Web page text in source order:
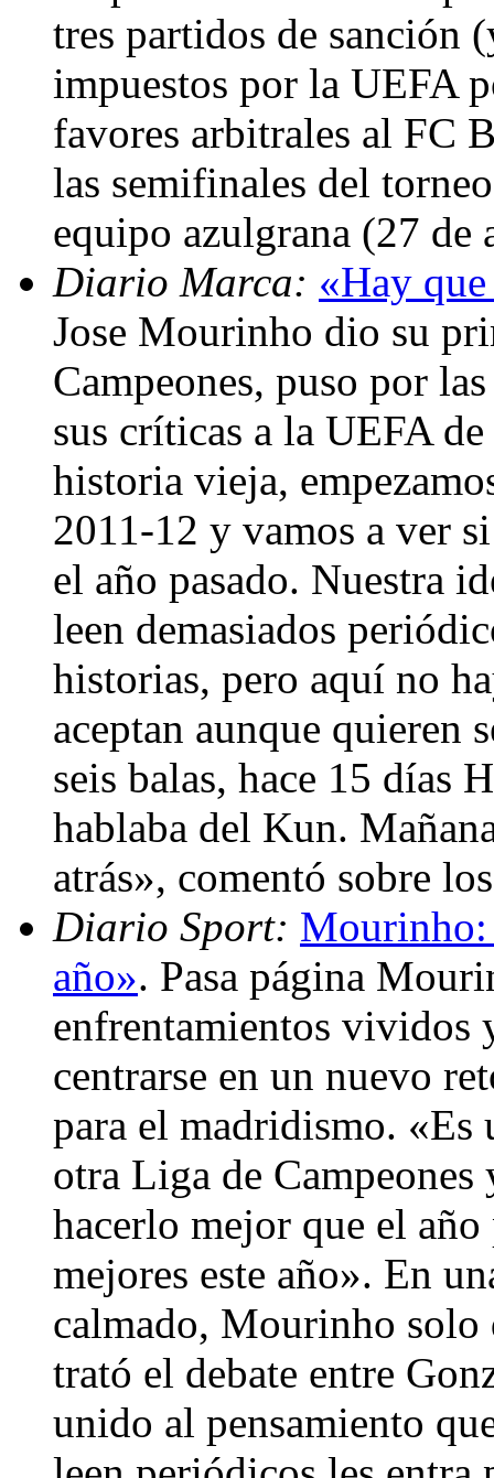
tres partidos de sanción
impuestos por la UEFA
favores arbitrales al FC
las semifinales del
equipo azulgrana (27
Diario Marca: «Hay
Jose Mourinho dio su
Campeones, puso por
sus críticas a la UEFA
historia vieja,
2011-12 y vamos a ver
el año pasado. Nuestra
leen demasiados
historias, pero aquí no
aceptan aunque quieren
seis balas, hace 15 días
hablaba del Kun.
atrás», comentó sobre
Diario Sport: Mourinho:
año». Pasa página
enfrentamientos vividos
centrarse en un nuevo
para el madridismo. «Es
otra Liga de
hacerlo mejor que el año
mejores este año». En
calmado, Mourinho solo
trató el debate entre
unido al pensamiento